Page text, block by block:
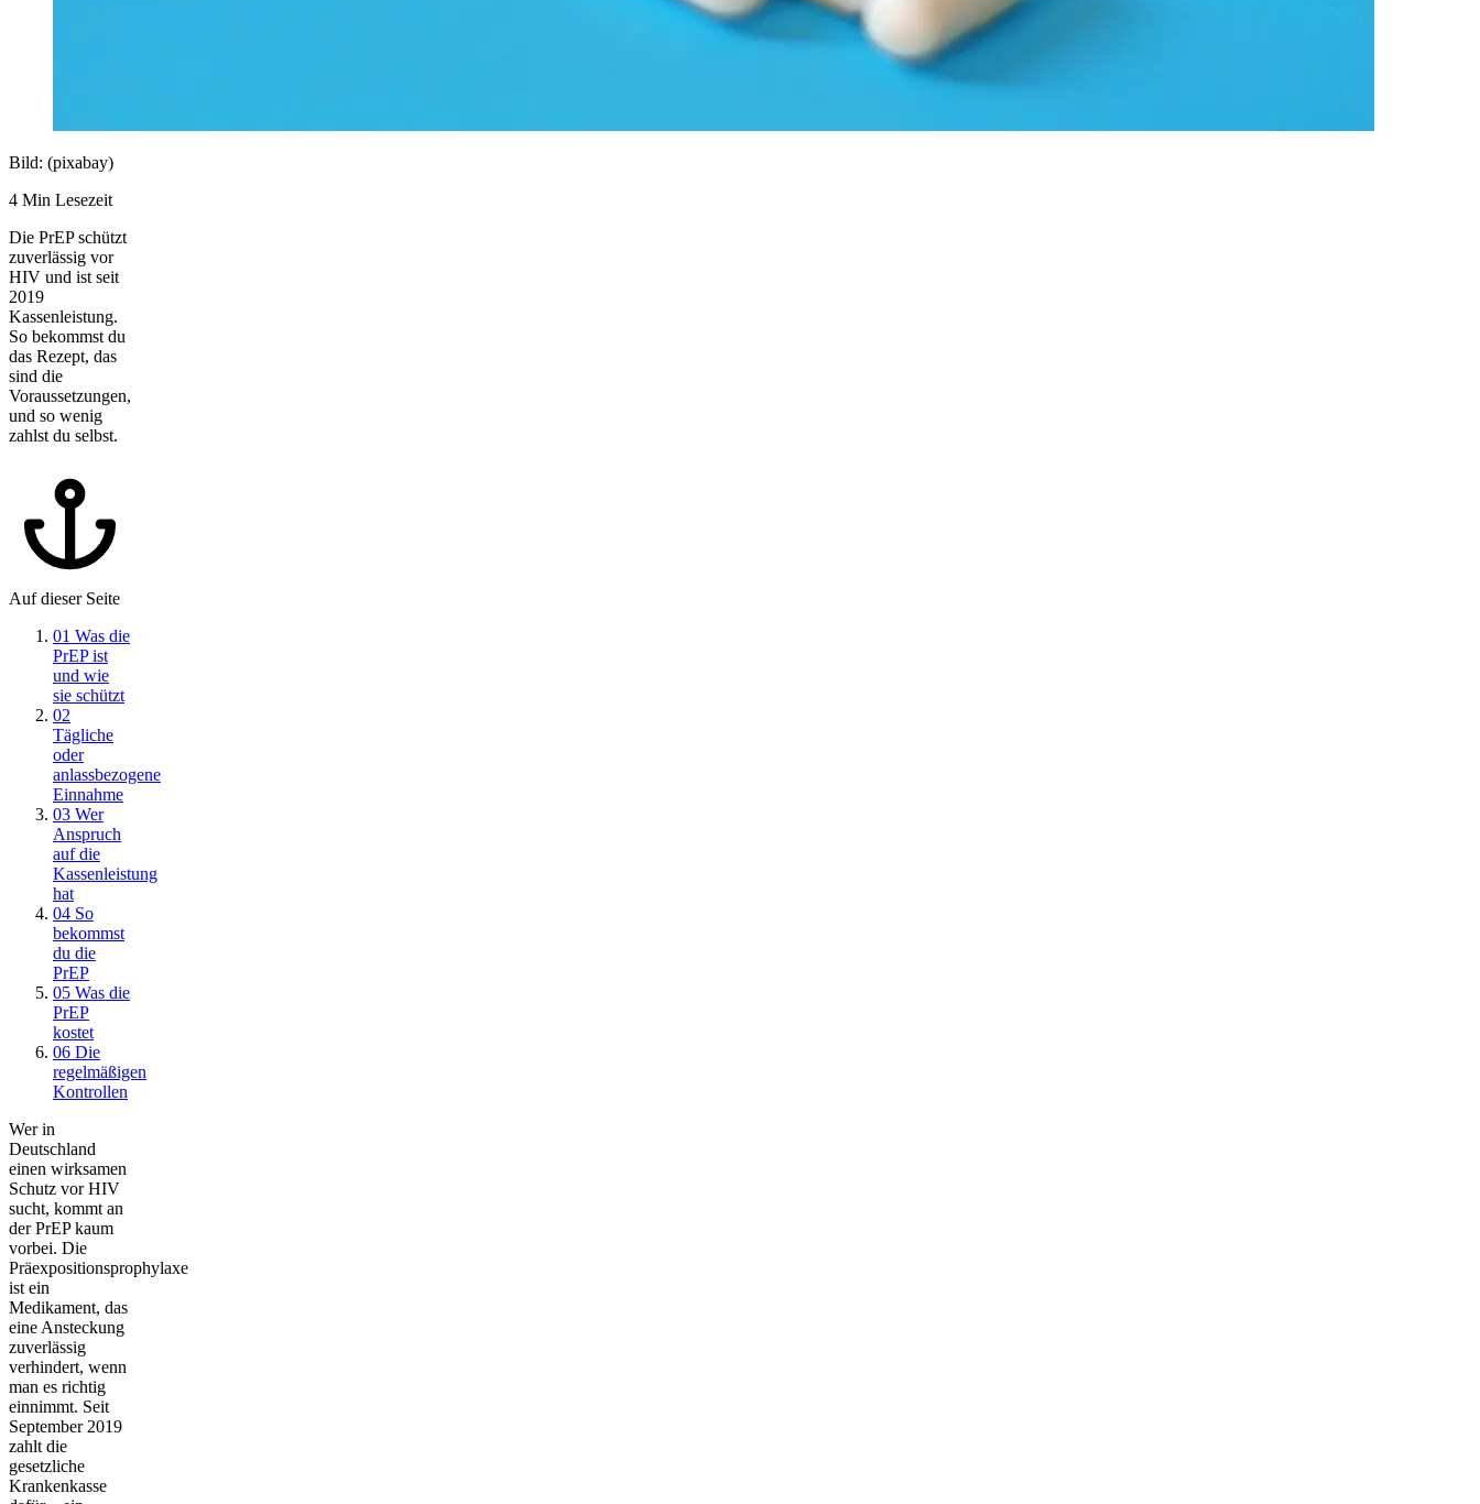
Bild: (pixabay)
4 Min Lesezeit
Die PrEP schützt
zuverlässig vor
HIV und ist seit
2019
Kassenleistung.
So bekommst du
das Rezept, das
sind die
Voraussetzungen,
und so wenig
zahlst du selbst.
Auf dieser Seite
01 Was die
PrEP ist
und wie
sie schützt
02
Tägliche
oder
anlassbezogene
Einnahme
03 Wer
Anspruch
auf die
Kassenleistung
hat
04 So
bekommst
du die
PrEP
05 Was die
PrEP
kostet
06 Die
regelmäßigen
Kontrollen
Wer in
Deutschland
einen wirksamen
Schutz vor HIV
sucht, kommt an
der PrEP kaum
vorbei. Die
Präexpositionsprophylaxe
ist ein
Medikament, das
eine Ansteckung
zuverlässig
verhindert, wenn
man es richtig
einnimmt. Seit
September 2019
zahlt die
gesetzliche
Krankenkasse